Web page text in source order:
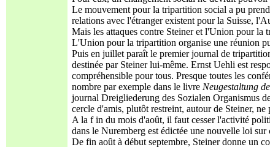
Le mouvement pour la tripartition social a pu
relations avec l'étranger existent pour la Suisse,
Mais les attaques contre Steiner et l'Union pour la
L'Union pour la tripartition organise une réunion
Puis en juillet paraît le premier journal de
destinée par Steiner lui-même. Ernst Uehli est
compréhensible pour tous. Presque toutes les
nombre par exemple dans le livre Neugestaltung
journal Dreigliederung des Sozialen Organismus
cercle d'amis, plutôt restreint, autour de Steiner, ne
A la f in du mois d'août, il faut cesser l'activité
dans le Nuremberg est édictée une nouvelle loi sur
De fin août à début septembre, Steiner donne un